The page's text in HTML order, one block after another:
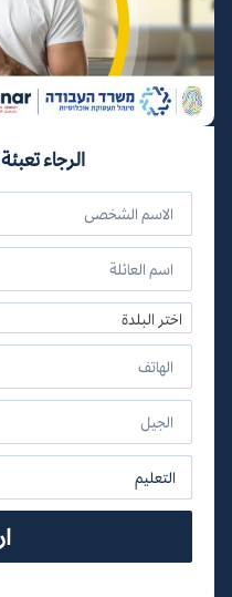
الرجاء
اختر البلدة